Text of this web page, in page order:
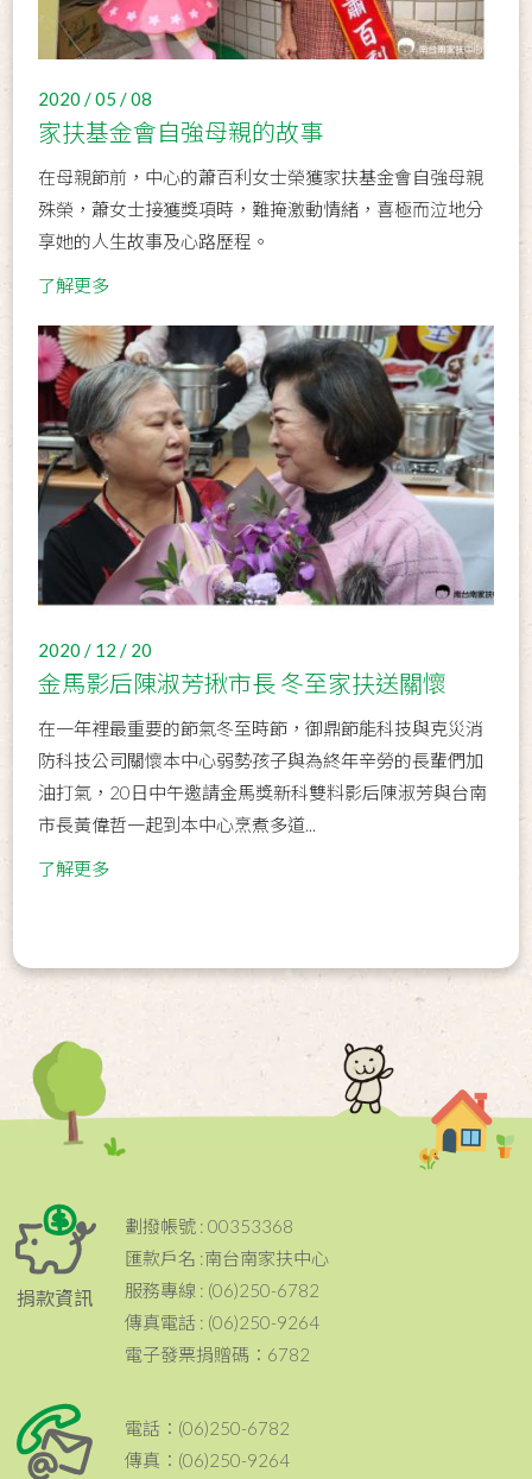
2020 / 05 / 08
家扶基金會自強母親的故事
在母親節前，中心的蕭百利女士榮獲家扶基金會自強母親
殊榮，蕭女士接獲獎項時，難掩激動情緒，喜極而泣地分
享她的人生故事及心路歷程。
了解更多
2020 / 12 / 20
金馬影后陳淑芳揪市長 冬至家扶送關懷
在一年裡最重要的節氣冬至時節，御鼎節能科技與克災消
防科技公司關懷本中心弱勢孩子與為終年辛勞的長輩們加
油打氣，20日中午邀請金馬獎新科雙料影后陳淑芳與台南
市長黃偉哲一起到本中心烹煮多道...
了解更多
捐款資訊
劃撥帳號 : 00353368
匯款戶名 :南台南家扶中心
服務專線 : (06)250-6782
傳真電話 : (06)250-9264
電子發票捐贈碼：6782
電話：(06)250-6782
傳真：(06)250-9264